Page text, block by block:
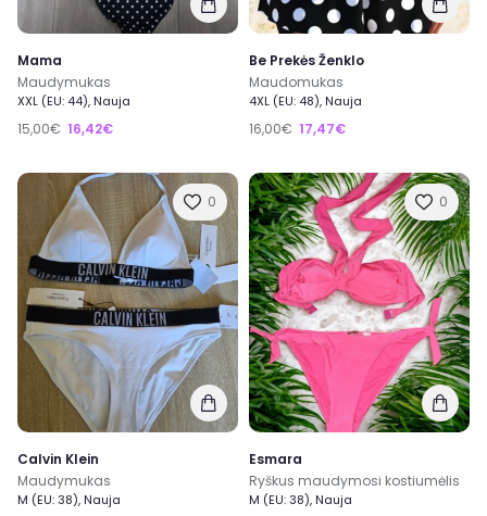
Mama
Maudymukas
XXL (EU: 44), Nauja
15,00€ 16,42€
Be Prekės Ženklo
Maudomukas
4XL (EU: 48), Nauja
16,00€ 17,47€
0
Calvin Klein
Maudymukas
M (EU: 38), Nauja
0
Esmara
Ryškus maudymosi kostiumėlis
M (EU: 38), Nauja